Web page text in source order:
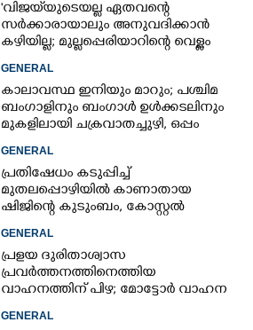
'വിജയ്‌യുടെയല്ല ഏതവന്റെ
സർക്കാരായാലും അനുവദിക്കാൻ
കഴിയില്ല; മുല്ലപ്പെരിയാറിന്റെ വെള്ളം
കൂട്ടുന്നത് മനസിൽ വച്ചാൽമതി'
GENERAL
കാലാവസ്ഥ ഇനിയും മാറും; പശ്ചിമ
ബംഗാളിനും ബംഗാൾ ഉൾക്കടലിനും
മുകളിലായി ചക്രവാതച്ചുഴി, ഒപ്പം
കള്ളക്കടൽ പ്രതിഭാസം
GENERAL
പ്രതിഷേധം കടുപ്പിച്ച്
മുതലപ്പൊഴിയിൽ കാണാതായ
ഷിജിന്റെ കുടുംബം, കോസ്റ്റൽ
പൊലീസ് സ്റ്റേഷനുമുന്നിൽ
കുത്തിയിരിക്കുന്നു
GENERAL
പ്രളയ ദുരിതാശ്വാസ
പ്രവർത്തനത്തിനെത്തിയ
വാഹനത്തിന് പിഴ; മോട്ടോർ വാഹന
വകുപ്പ് ഉദ്യോഗസ്ഥന് സസ്പെൻഷൻ
GENERAL